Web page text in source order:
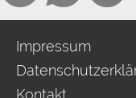
Impressum
Kontakt